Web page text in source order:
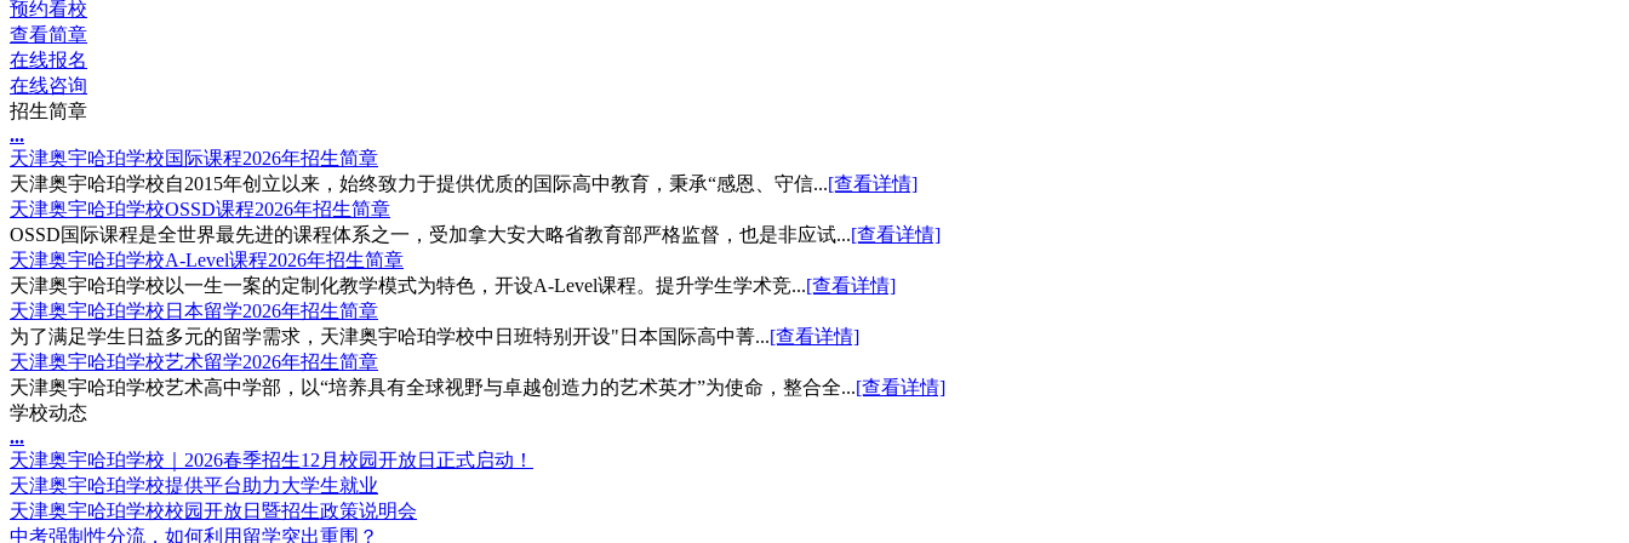
预约看校
查看简章
在线报名
在线咨询
招生简章
...
天津奥宇哈珀学校国际课程2026年招生简章
天津奥宇哈珀学校自2015年创立以来，始终致力于提供优质的国际高中教育，秉承“感恩、守信...[查看详情]
天津奥宇哈珀学校OSSD课程2026年招生简章
OSSD国际课程是全世界最先进的课程体系之一，受加拿大安大略省教育部严格监督，也是非应试...[查看详情]
天津奥宇哈珀学校A-Level课程2026年招生简章
天津奥宇哈珀学校以一生一案的定制化教学模式为特色，开设A-Level课程。提升学生学术竞...[查看详情]
天津奥宇哈珀学校日本留学2026年招生简章
为了满足学生日益多元的留学需求，天津奥宇哈珀学校中日班特别开设"日本国际高中菁...[查看详情]
天津奥宇哈珀学校艺术留学2026年招生简章
天津奥宇哈珀学校艺术高中学部，以“培养具有全球视野与卓越创造力的艺术英才”为使命，整合全...[查看详情]
学校动态
...
天津奥宇哈珀学校｜2026春季招生12月校园开放日正式启动！
天津奥宇哈珀学校提供平台助力大学生就业
天津奥宇哈珀学校校园开放日暨招生政策说明会
中考强制性分流，如何利用留学突出重围？